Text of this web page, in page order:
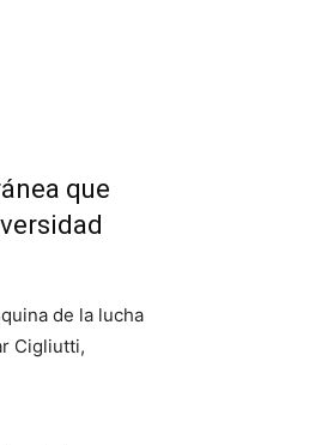
que
de la lucha
Cigliutti,